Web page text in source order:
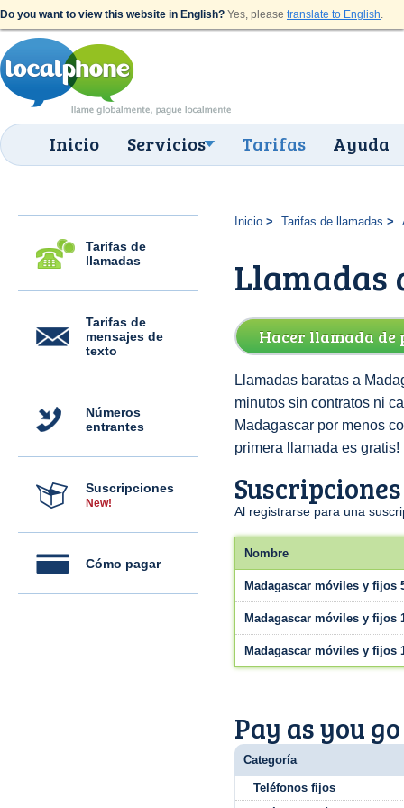
Do you want to view this website in English? Yes, please translate to English.
Inicio Servicios Tarifas Ayuda
Tarifas de
llamadas
Tarifas de
mensajes de
texto
Números
entrantes
Suscripciones
New!
Cómo pagar
Inicio Tarifas de llamadas
Llamadas
Hacer llamada de
Llamadas baratas a
minutos sin contratos ni
Madagascar por menos
primera llamada es gratis!
Suscripciones
Al registrarse para una
Nombre
Madagascar móviles y fijos
Madagascar móviles y fijos
Madagascar móviles y fijos
Pay as you
Categoría
Teléfonos fijos